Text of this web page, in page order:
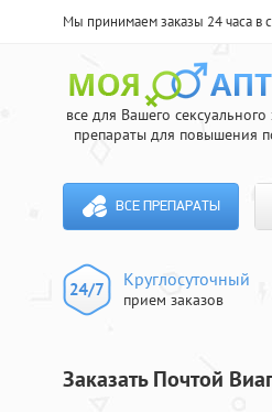
Мы принимаем заказы 24 часа в
все для Вашего
препараты для повышения
ВСЕ ПРЕПАРАТЫ
Круглосуточный
прием заказов
Заказать Почтой